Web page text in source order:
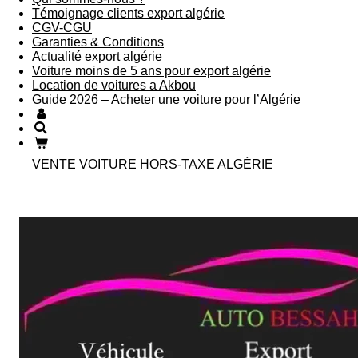
Témoignage clients export algérie
CGV-CGU
Garanties & Conditions
Actualité export algérie
Voiture moins de 5 ans pour export algérie
Location de voitures a Akbou
Guide 2026 – Acheter une voiture pour l’Algérie
VENTE VOITURE HORS-TAXE ALGÉRIE